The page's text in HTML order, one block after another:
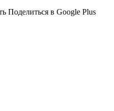
Поделиться в Google Plus